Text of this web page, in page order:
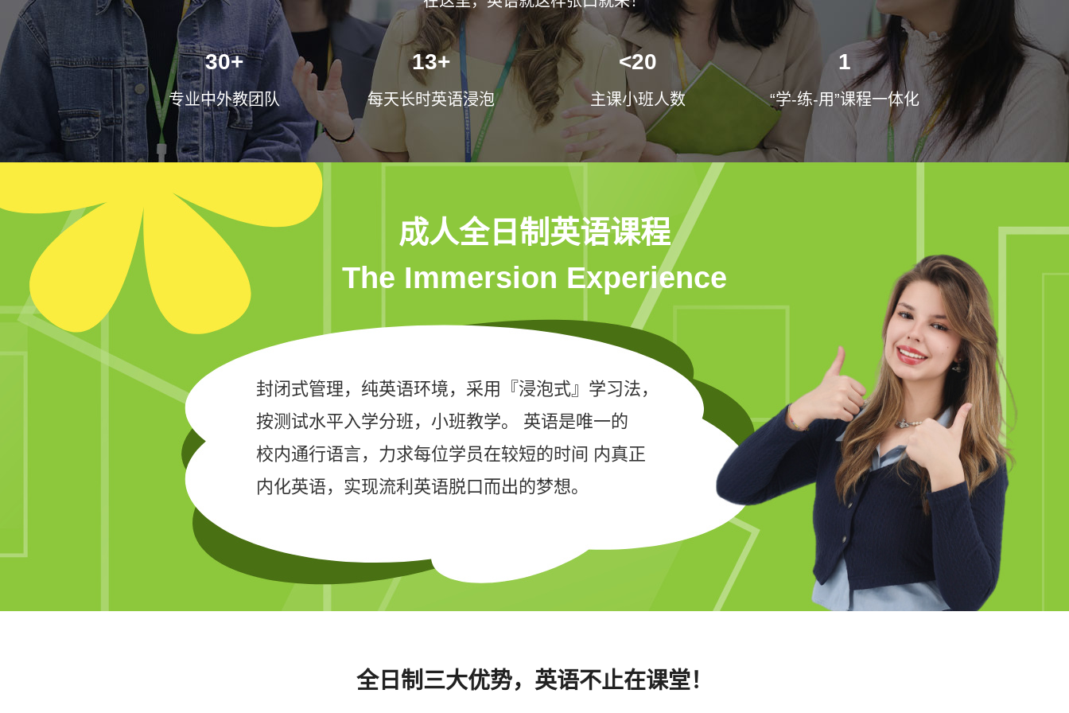
30+
专业中外教团队
13+
每天长时英语浸泡
<20
主课小班人数
1
“学-练-用”课程一体化
成人全日制英语课程
The Immersion Experience
封闭式管理，纯英语环境，采用『浸泡式』 学习法，
按测试水平入学分班，小班教学。
英语是唯一的
校内通行语言，力求每位学员在较短的时间 内真正
内化英语， 实现流利英语脱口而出的梦想。
全日制三大优势， 英语不止在课堂！